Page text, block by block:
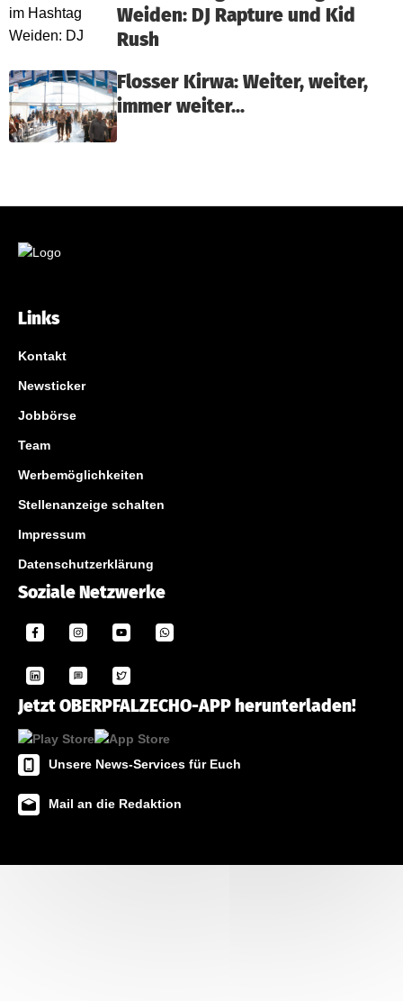
Weiden: DJ Rapture und Kid
Rush
Flosser Kirwa: Weiter, weiter,
immer weiter…
Links
Kontakt
Newsticker
Jobbörse
Team
Werbemöglichkeiten
Stellenanzeige schalten
Impressum
Datenschutzerklärung
Soziale Netzwerke
Jetzt OBERPFALZECHO-APP herunterladen!
Unsere News-Services für Euch
Mail an die Redaktion